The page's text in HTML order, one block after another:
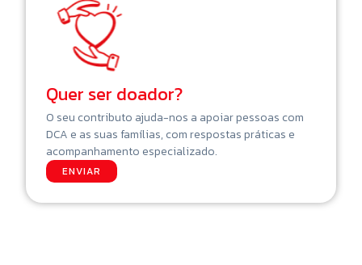
Quer ser doador?
O seu contributo ajuda-nos a apoiar pessoas com
DCA e as suas famílias, com respostas práticas e
acompanhamento especializado.
ENVIAR